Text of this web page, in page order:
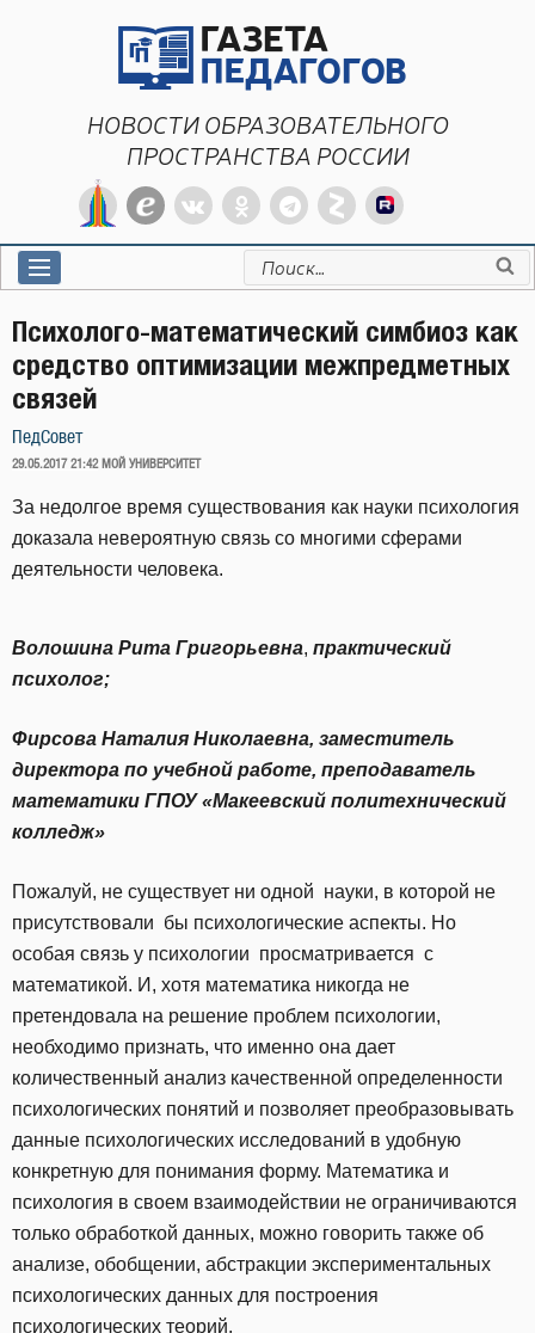
НОВОСТИ ОБРАЗОВАТЕЛЬНОГО
ПРОСТРАНСТВА РОССИИ
Искать:
Психолого-математический симбиоз как
средство оптимизации межпредметных
связей
ПедСовет
ОПУБЛИКОВАНО
29.05.2017 21:42 МОЙ УНИВЕРСИТЕТ
За недолгое время существования как науки психология
доказала невероятную связь со многими сферами
деятельности человека.
Волошина Рита Григорьевна, практический
психолог;
Фирсова Наталия Николаевна, заместитель
директора по учебной работе, преподаватель
математики ГПОУ «Макеевский политехнический
колледж»
Пожалуй, не существует ни одной науки, в которой не
присутствовали бы психологические аспекты. Но
особая связь у психологии просматривается с
математикой. И, хотя математика никогда не
претендовала на решение проблем психологии,
необходимо признать, что именно она дает
количественный анализ качественной определенности
психологических понятий и позволяет преобразовывать
данные психологических исследований в удобную
конкретную для понимания форму. Математика и
психология в своем взаимодействии не ограничиваются
только обработкой данных, можно говорить также об
анализе, обобщении, абстракции экспериментальных
психологических данных для построения
психологических теорий.